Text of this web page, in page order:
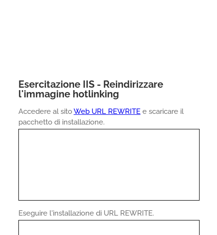
Esercitazione IIS - Reindirizzare
l'immagine hotlinking
Accedere al sitoWeb URL REWRITE e scaricare il
pacchetto di installazione.
Eseguire l'installazione di URL REWRITE.